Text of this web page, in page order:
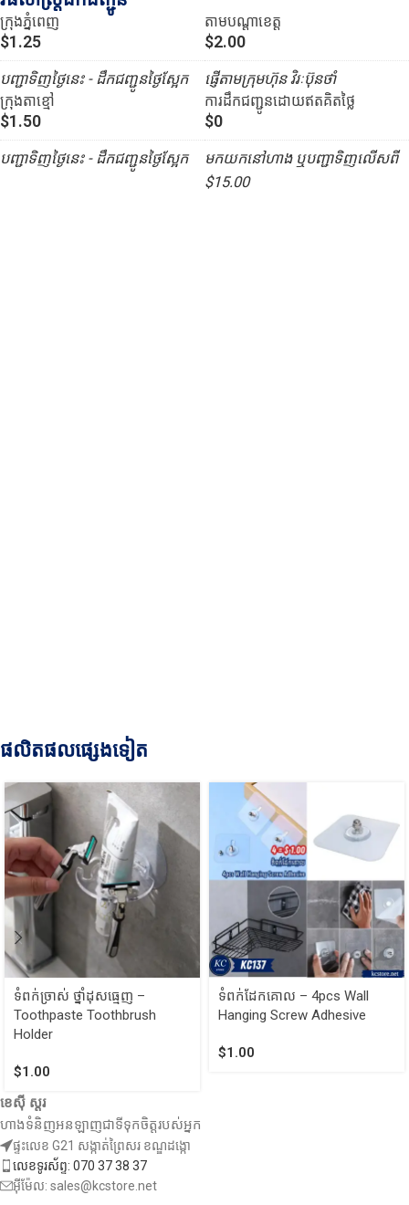
ក្រុងភ្នំពេញ
$1.25
បញ្ជាទិញថ្ងៃនេះ - ដឹកជញ្ជូនថ្ងៃស្អែក
ក្រុងតាខ្មៅ
$1.50
បញ្ជាទិញថ្ងៃនេះ - ដឹកជញ្ជូនថ្ងៃស្អែក
តាមបណ្ដាខេត្ត
$2.00
ផ្ញើតាមក្រុមហ៊ុន វិរៈប៊ុនថាំ
ការដឹកជញ្ជូនដោយឥតគិតថ្លៃ
$0
មកយកនៅហាង ឬបញ្ជាទិញលើសពី
$15.00
ផលិតផលផ្សេងទៀត
ទំពក់ច្រាស់​ ថ្នាំដុសធ្មេញ –
Toothpaste Toothbrush
Holder
$1.00
ទំពក់ដែកគោល – 4pcs Wall
Hanging Screw Adhesive
$1.00
ខេស៊ី ស្តរ
ហាងទំនិញអនឡាញជាទីទុកចិត្តរបស់អ្នក
ផ្ទះលេខ G21 សង្កាត់ព្រៃសរ ខណ្ឌដង្កោ
លេខទូរស័ព្ទ: 070 37 38 37
អ៊ីម៉ែល: sales@kcstore.net